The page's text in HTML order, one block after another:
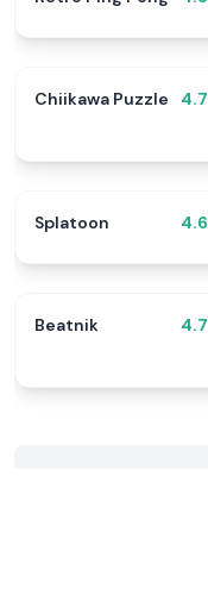
Chiikawa Puzzle 4.7
Splatoon 4.6
Beatnik 4.7